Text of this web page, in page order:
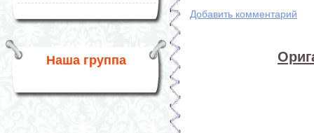
Наша группа
Добавить комментарий